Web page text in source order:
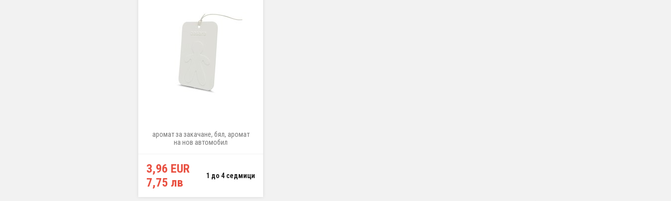
аромат за закачане, бял, аромат
на нов автомобил
3,96 EUR
7,75 лв
1 до 4 седмици